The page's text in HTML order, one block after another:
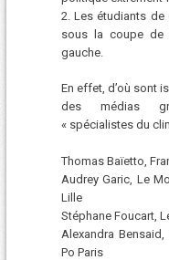
2. Les étudiants
sous la coupe de
gauche.
En effet, d’où sont
des médias
« spécialistes du
Thomas Baïetto,
Audrey Garic, Le
Lille
Stéphane Foucart,
Alexandra
Po Paris